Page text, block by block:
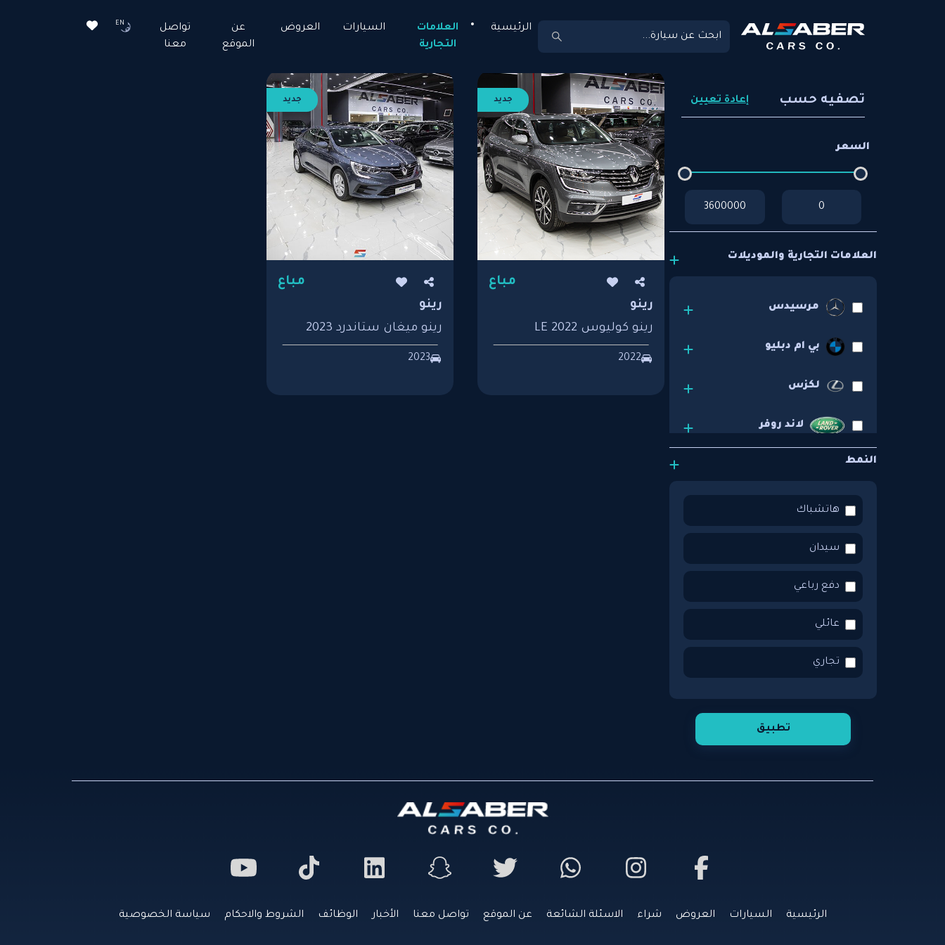
الرئيسية
العلامات
التجارية
السيارات العروض
عن
الموقع
تواصل
معنا
EN
تصفيه حسب إعادة تعيين
السعر
العلامات التجارية والموديلات
مرسيدس
بي ام دبليو
لكزس
لاند روفر
جيب
اودي
تويوتا
رينو
ميجان
النمط
هاتشباك
سيدان
دفع رباعي
عائلي
تجاري
تطبيق
جديد
مباع
رينو
رينو كوليوس LE 2022
2022
جديد
مباع
رينو
رينو ميغان ستاندرد 2023
2023
الرئيسية السيارات العروض شراء الاسئلة الشائعة عن الموقع تواصل معنا الأخبار الوظائف الشروط والاحكام سياسة الخصوصية